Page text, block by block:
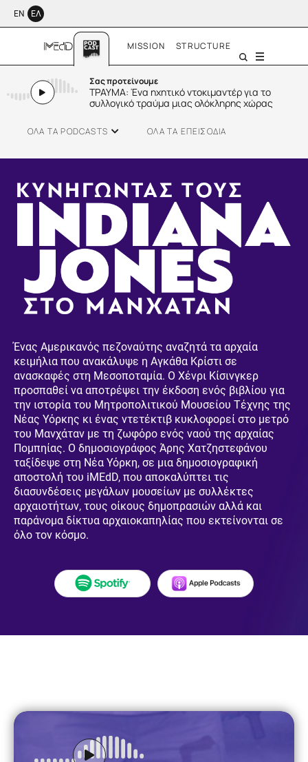
ΕΝ ΕΛ
MISSION STRUCTURE
Σας προτείνουμε
ΤΡΑΥΜΑ: Ένα ηχητικό ντοκιμαντέρ για το
συλλογικό τραύμα μιας ολόκληρης χώρας
ΟΛΑ ΤΑ PODCASTS ΟΛΑ ΤΑ ΕΠΕΙΣΟΔΙΑ
SMALL TALK
Bipolar Opposites
Ο Έβρος πίσω από τον φράχτη
Menu
Ένας Αμερικανός πεζοναύτης αναζητά τα αρχαία
κειμήλια που ανακάλυψε η Αγκάθα Κρίστι σε
ανασκαφές στη Μεσοποταμία. Ο Χένρι Κίσινγκερ
προσπαθεί να αποτρέψει την έκδοση ενός βιβλίου για
την ιστορία του Μητροπολιτικού Μουσείου Τέχνης της
Νέας Υόρκης κι ένας ντετέκτιβ κυκλοφορεί στο μετρό
του Μανχάταν με τη ζωφόρο ενός ναού της αρχαίας
Πομπηίας. Ο δημοσιογράφος Άρης Χατζηστεφάνου
ταξίδεψε στη Νέα Υόρκη, σε μια δημοσιογραφική
αποστολή του iMEdD, που αποκαλύπτει τις
διασυνδέσεις μεγάλων μουσείων με συλλέκτες
αρχαιοτήτων, τους οίκους δημοπρασιών αλλά και
παράνομα δίκτυα αρχαιοκαπηλίας που εκτείνονται σε
όλο τον κόσμο.